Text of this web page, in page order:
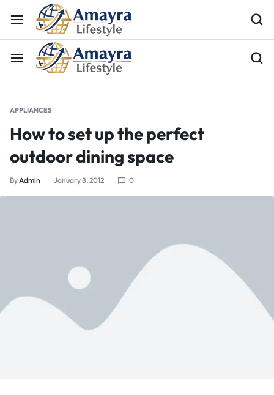
APPLIANCES
How to set up the perfect
outdoor dining space
ByAdmin January 8, 2012 0